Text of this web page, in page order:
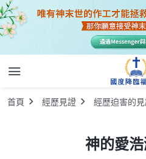
首頁 經歷見證 經歷迫害的
神的愛